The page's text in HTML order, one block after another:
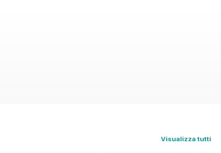
Visualizza tutti